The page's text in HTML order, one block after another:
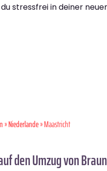
stressfrei in deiner
»Niederlande» Maastricht
den Umzug von